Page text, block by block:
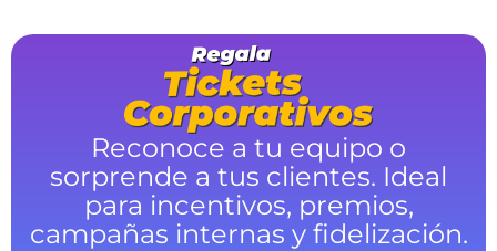
Reconoce a tu equipo o
sorprende a tus clientes. Ideal
para incentivos, premios,
campañas internas y fidelización.